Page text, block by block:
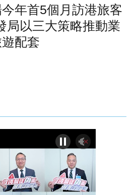
年首5個月訪港旅客
局以三大策略推動業
配套